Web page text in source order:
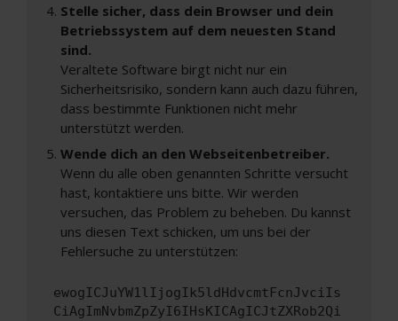
Stelle sicher, dass dein Browser und dein
Betriebssystem auf dem neuesten Stand
sind.
Veraltete Software birgt nicht nur ein
Sicherheitsrisiko, sondern kann auch dazu führen,
dass bestimmte Funktionen nicht mehr
unterstützt werden.
Wende dich an den Webseitenbetreiber.
Wenn du alle oben genannten Schritte versucht
hast, kontaktiere uns bitte. Wir werden
versuchen, das Problem zu beheben. Du kannst
uns diesen Text schicken, um uns bei der
Fehlersuche zu unterstützen:
ewogICJuYW1lIjogIk5ldHdvcmtFcnJvciIs
CiAgImNvbmZpZyI6IHsKICAgICJtZXRob2Qi